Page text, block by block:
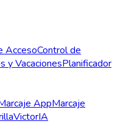
AccesoControl de
y VacacionesPlanificador
AppMarcaje
VictorIA